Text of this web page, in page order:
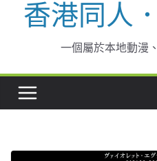
香港同人
一個屬於本地動漫